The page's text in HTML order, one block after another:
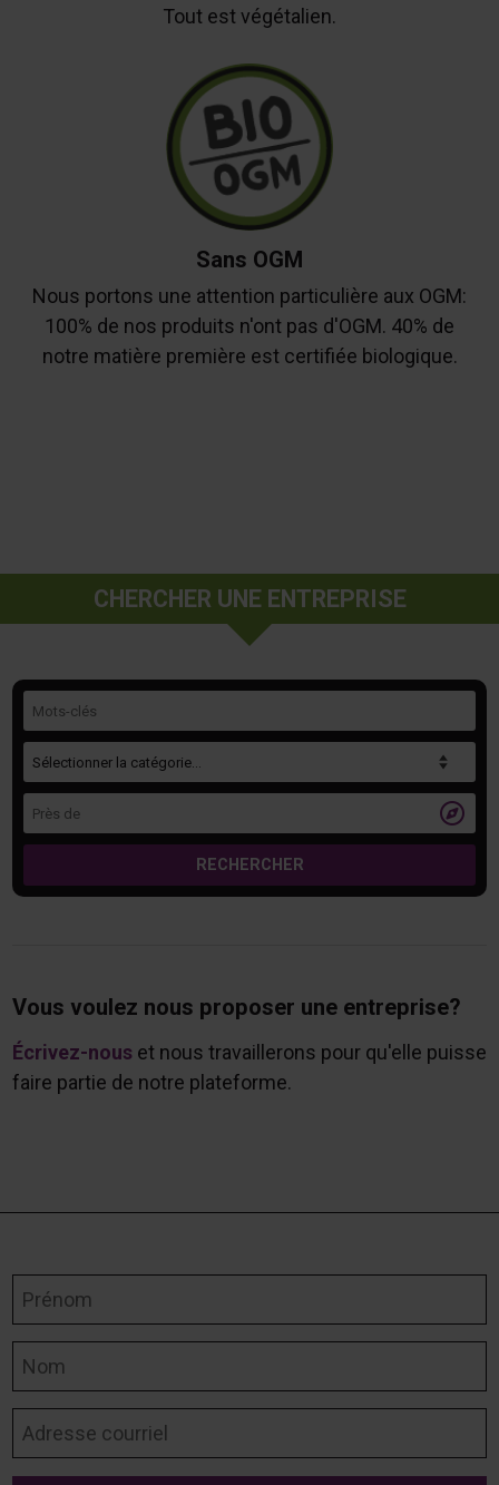
Tout est végétalien.
Sans OGM
Nous portons une attention particulière aux OGM:
100% de nos produits n'ont pas d'OGM. 40% de
notre matière première est certifiée biologique.
CHERCHER UNE ENTREPRISE

RECHERCHER
Vous voulez nous proposer une entreprise?
Écrivez-nouset nous travaillerons pour qu'elle puisse
faire partie de notre plateforme.